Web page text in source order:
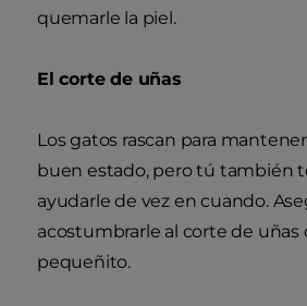
quemarle la piel.
El corte de uñas
Los gatos rascan para
buen estado, pero tú también
ayudarle de vez en cuando.
acostumbrarle al corte de uñas
pequeñito.